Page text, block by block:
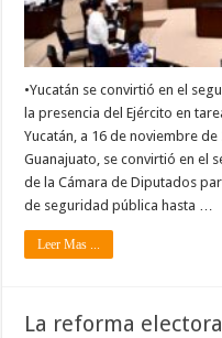
•Yucatán se convirtió en el
la presencia del Ejército en
Yucatán, a 16 de noviembre
Guanajuato, se convirtió en el
de la Cámara de Diputados
de seguridad pública hasta …
Leer Mas ...
La reforma